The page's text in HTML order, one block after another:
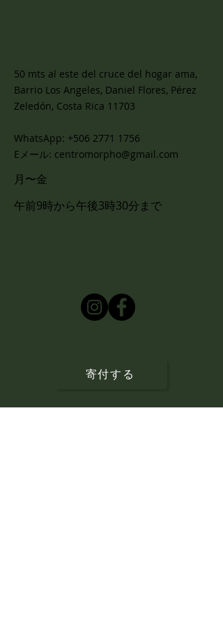
50 mts al este del cruce del hogar ama,
Barrio Los Angeles, Daniel Flores, Pérez
Zeledón, Costa Rica 11703
WhatsApp: +506 2771 1756
Eメール: centromorpho@gmail.com
月〜金
午前9時から午後3時30分まで
寄付する